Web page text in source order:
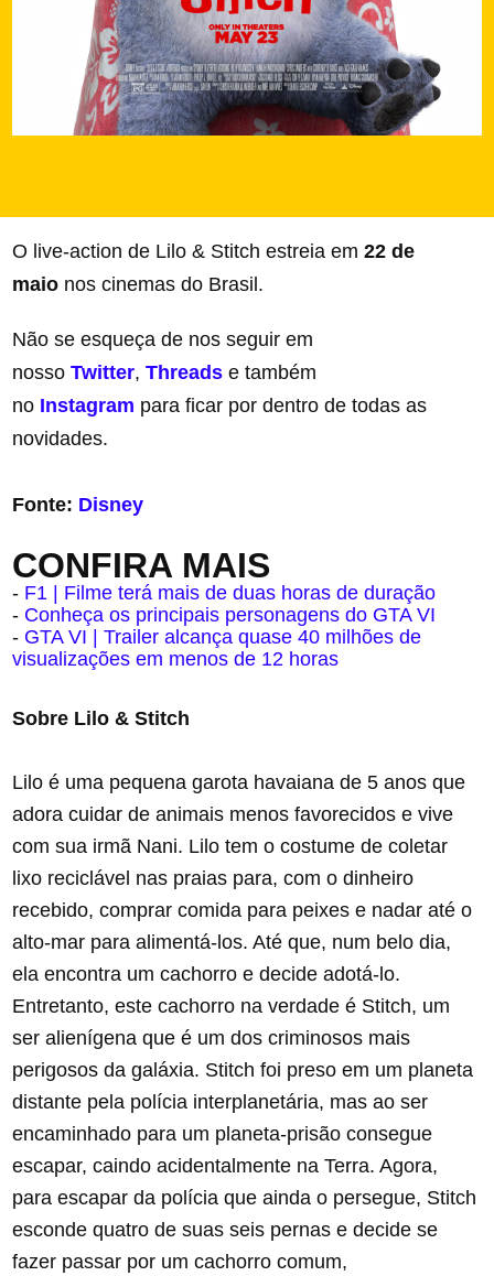
O live-action de Lilo & Stitch estreia em22 de
maio nos cinemas do Brasil.
Não se esqueça de nos seguir em
nossoTwitter, Threads e também
no Instagram para ficar por dentro de todas as
novidades.
Fonte: Disney
CONFIRA MAIS
- F1 | Filme terá mais de duas horas de duração
- Conheça os principais personagens do GTA VI
- GTA VI | Trailer alcança quase 40 milhões de
visualizações em menos de 12 horas
Sobre Lilo & Stitch
Lilo é uma pequena garota havaiana de 5 anos que
adora cuidar de animais menos favorecidos e vive
com sua irmã Nani. Lilo tem o costume de coletar
lixo reciclável nas praias para, com o dinheiro
recebido, comprar comida para peixes e nadar até o
alto-mar para alimentá-los. Até que, num belo dia,
ela encontra um cachorro e decide adotá-lo.
Entretanto, este cachorro na verdade é Stitch, um
ser alienígena que é um dos criminosos mais
perigosos da galáxia. Stitch foi preso em um planeta
distante pela polícia interplanetária, mas ao ser
encaminhado para um planeta-prisão consegue
escapar, caindo acidentalmente na Terra. Agora,
para escapar da polícia que ainda o persegue, Stitch
esconde quatro de suas seis pernas e decide se
fazer passar por um cachorro comum,